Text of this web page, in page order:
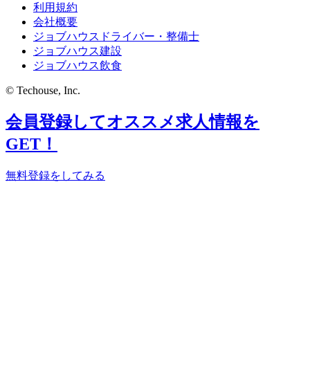
利用規約
会社概要
ジョブハウスドライバー・整備士
ジョブハウス建設
ジョブハウス飲食
© Techouse, Inc.
会員登録してオススメ求人情報を
GET！
無料登録をしてみる